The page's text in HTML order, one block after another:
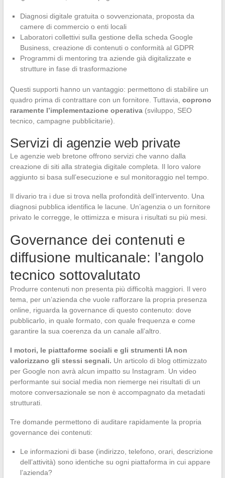
Diagnosi digitale gratuita o sovvenzionata, proposta da
camere di commercio o enti locali
Laboratori collettivi sulla gestione della scheda Google
Business, creazione di contenuti o conformità al GDPR
Programmi di mentoring tra aziende già digitalizzate e
strutture in fase di trasformazione
Questi supporti hanno un vantaggio: permettono di stabilire un
quadro prima di contrattare con un fornitore. Tuttavia, coprono
raramente l’implementazione operativa(sviluppo, SEO
tecnico, campagne pubblicitarie).
Servizi di agenzie web private
Le agenzie web bretone offrono servizi che vanno dalla
creazione di siti alla strategia digitale completa. Il loro valore
aggiunto si basa sull’esecuzione e sul monitoraggio nel tempo.
Il divario tra i due si trova nella profondità dell’intervento. Una
diagnosi pubblica identifica le lacune. Un’agenzia o un fornitore
privato le corregge, le ottimizza e misura i risultati su più mesi.
Governance dei contenuti e
diffusione multicanale: l’angolo
tecnico sottovalutato
Produrre contenuti non presenta più difficoltà maggiori. Il vero
tema, per un’azienda che vuole rafforzare la propria presenza
online, riguarda la governance di questo contenuto: dove
pubblicarlo, in quale formato, con quale frequenza e come
garantire la sua coerenza da un canale all’altro.
I motori, le piattaforme sociali e gli strumenti IA non
valorizzano gli stessi segnali. Un articolo di blog ottimizzato
per Google non avrà alcun impatto su Instagram. Un video
performante sui social media non riemerge nei risultati di un
motore conversazionale se non è accompagnato da metadati
strutturati.
Tre domande permettono di auditare rapidamente la propria
governance dei contenuti:
Le informazioni di base (indirizzo, telefono, orari, descrizione
dell’attività) sono identiche su ogni piattaforma in cui appare
l’azienda?